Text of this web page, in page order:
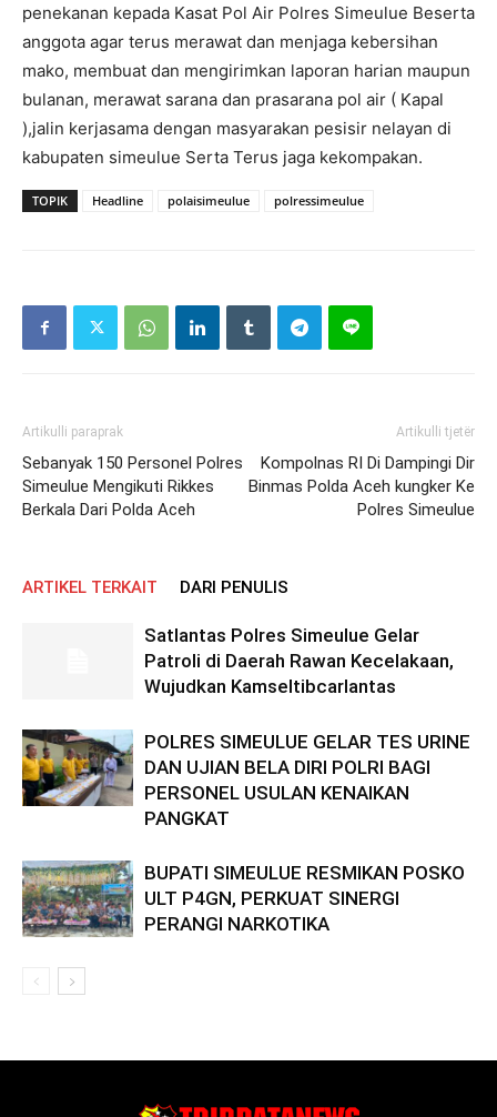
penekanan kepada Kasat Pol Air Polres Simeulue Beserta
anggota agar terus merawat dan menjaga kebersihan
mako, membuat dan mengirimkan laporan harian maupun
bulanan, merawat sarana dan prasarana pol air ( Kapal
),jalin kerjasama dengan masyarakan pesisir nelayan di
kabupaten simeulue Serta Terus jaga kekompakan.
TOPIK Headline polaisimeulue polressimeulue
Artikulli paraprak
Sebanyak 150 Personel Polres
Simeulue Mengikuti Rikkes
Berkala Dari Polda Aceh
Artikulli tjetër
Kompolnas RI Di Dampingi Dir
Binmas Polda Aceh kungker Ke
Polres Simeulue
ARTIKEL TERKAIT DARI PENULIS
Satlantas Polres Simeulue Gelar
Patroli di Daerah Rawan Kecelakaan,
Wujudkan Kamseltibcarlantas
POLRES SIMEULUE GELAR TES URINE
DAN UJIAN BELA DIRI POLRI BAGI
PERSONEL USULAN KENAIKAN
PANGKAT
BUPATI SIMEULUE RESMIKAN POSKO
ULT P4GN, PERKUAT SINERGI
PERANGI NARKOTIKA